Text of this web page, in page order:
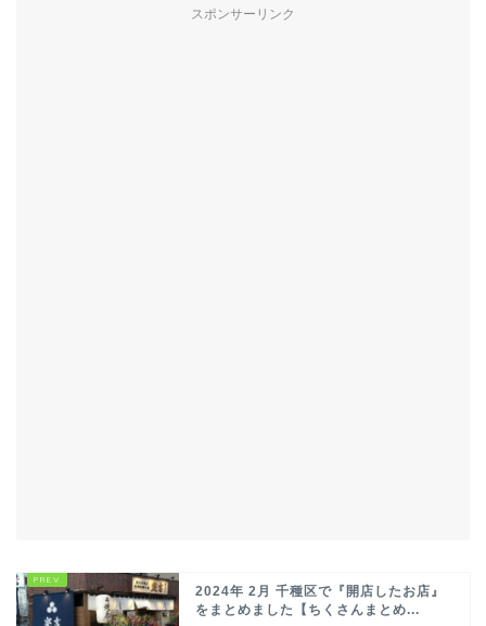
スポンサーリンク
2024年 2月 千種区で『開店したお店』
をまとめました【ちくさんまとめ...